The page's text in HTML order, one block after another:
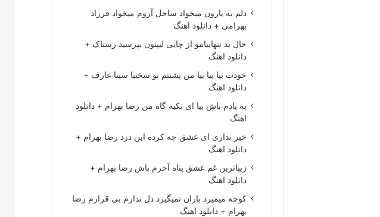
دلم یه بارون میخواد ساحل آروم میخواد فرزاد
بهرامی + دانلود اهنگ
حال بد تنهاییامو از چایی لیپتون بپرسید رستاک +
دانلود اهنگ
خودت بیا بیا بیا من پشتتم تو سختیا سینا عارف +
دانلود اهنگ
به یادم باش بیا ای تکیه گاه من رضا بهرام + دانلود
اهنگ
خبر نداری ای عشق چه کرده این درد رضا بهرام +
دانلود اهنگ
زیباترین غم عشق پناه آخرم باش رضا بهرام +
دانلود اهنگ
کوچه میمیرد باران نمیگیرد دل ندارم بی قرارم رضا
بهرام + دانلود اهنگ